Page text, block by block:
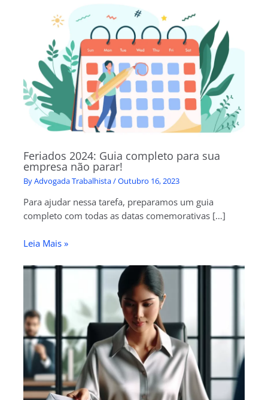
Feriados 2024: Guia completo para sua
empresa não parar!
ByAdvogada Trabalhista/Outubro 16, 2023
Para ajudar nessa tarefa, preparamos um guia
completo com todas as datas comemorativas […]
Leia Mais »